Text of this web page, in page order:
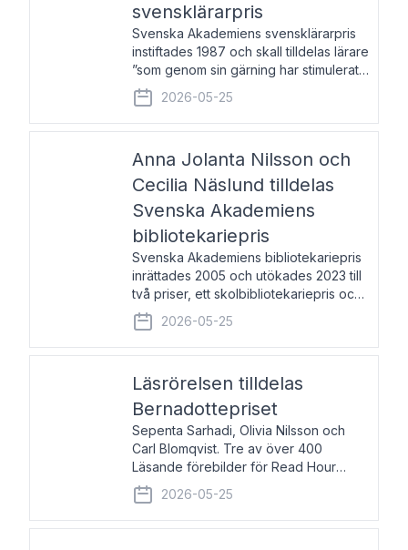
svensklärarpris
Svenska Akademiens svensklärarpris
instiftades 1987 och skall tilldelas lärare
”som genom sin gärning har stimulerat
intresset hos unga människor för
svenska språket och litteraturen”.
Prisutdelning och samtal med
2026-05-25
Anna Jolanta Nilsson och
Cecilia Näslund tilldelas
Svenska Akademiens
bibliotekariepris
Svenska Akademiens bibliotekariepris
inrättades 2005 och utökades 2023 till
två priser, ett skolbibliotekariepris och
ett folkbibliotekariepris. Priserna skall
tilldelas bibliotekarier vid svenska folk-
och skolbibliotek som gjort värdefull
2026-05-25
Läsrörelsen tilldelas
Bernadottepriset
Sepenta Sarhadi, Olivia Nilsson och
Carl Blomqvist. Tre av över 400
Läsande förebilder för Read Hour
Sverige. Foto: Michael Wall. Den ideella
föreningen Läsrörelsen tilldelas
Bernadottepriset 2026 för att den
2026-05-25